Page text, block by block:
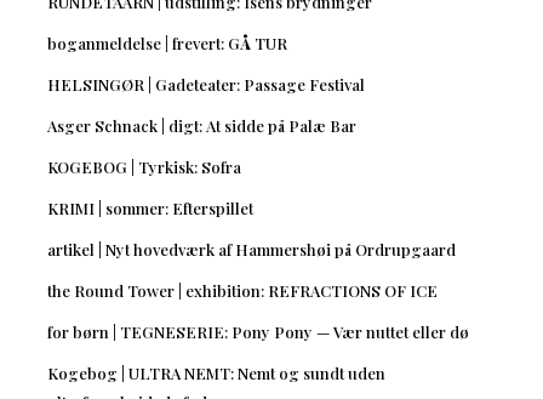
boganmeldelse | frevert: GÅ TUR
HELSINGØR | Gadeteater: Passage Festival
Asger Schnack | digt: At sidde på Palæ Bar
KOGEBOG | Tyrkisk: Sofra
KRIMI | sommer: Efterspillet
artikel | Nyt hovedværk af Hammershøi på Ordrupgaard
the Round Tower | exhibition: REFRACTIONS OF ICE
for børn | TEGNESERIE: Pony Pony — Vær nuttet eller dø
Kogebog | ULTRA NEMT: Nemt og sundt uden